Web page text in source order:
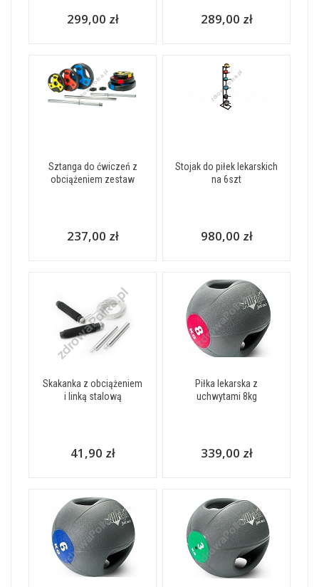
299,00 zł 289,00 zł
Sztanga do ćwiczeń z
obciążeniem zestaw
237,00 zł
Stojak do piłek lekarskich
na 6szt
980,00 zł
Skakanka z obciążeniem
i linką stalową
41,90 zł
Piłka lekarska z
uchwytami 8kg
339,00 zł